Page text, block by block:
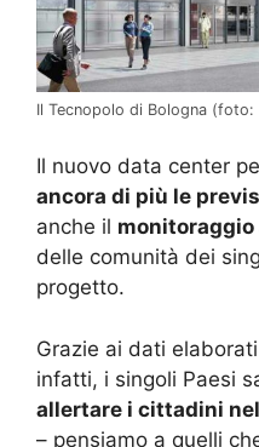
Il Tecnopolo di Bologna (foto:
Il nuovo data center
ancora di più le
anche il
delle comunità dei
progetto.
Grazie ai dati elaborati
infatti, i singoli Paesi
allertare i cittadini
– pensiamo a quelli